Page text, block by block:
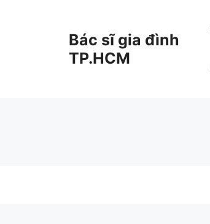
Bác sĩ gia đình
TP.HCM